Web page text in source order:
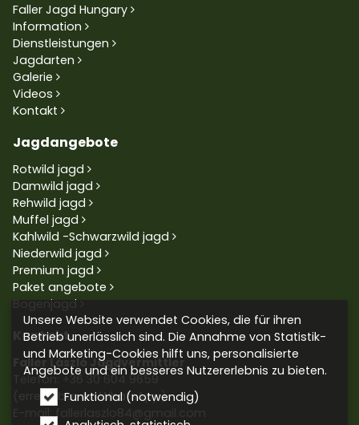
Faller Jagd Hungary
Information
Dienstleistungen
Jagdarten
Galerie
Videos
Kontakt
Jagdangebote
Rotwild jagd
Damwild jagd
Rehwild jagd
Muffel jagd
Kahlwild -Schwarzwild jagd
Niederwild jagd
Premium jagd
Paket angebote
Bogenjagd
Kontakt
Faller László Jagdvermittler
Telefon:+36 30 604 9659
(erreichbar an WhatsApp)
E-mail: fallerlaszlo84@gmail.com
Unsere Website verwendet Cookies, die für ihren
Betrieb unerlässlich sind. Die Annahme von Statistik-
und Marketing-Cookies hilft uns, personalisierte
Angebote und ein besseres Nutzererlebnis zu bieten.
Funktional (notwendig)